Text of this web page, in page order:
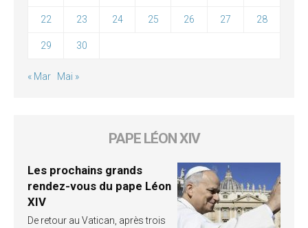
22 23 24 25 26 27 28
29 30
« Mar Mai »
PAPE LÉON XIV
Les prochains grands
rendez-vous du pape Léon
XIV
De retour au Vatican, après trois